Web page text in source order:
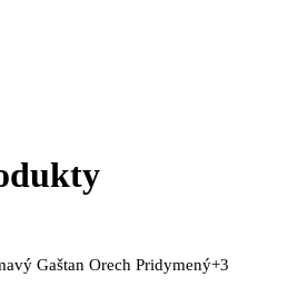
Gaštan Orech Pridymený+3